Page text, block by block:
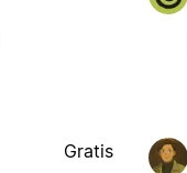
Gratis